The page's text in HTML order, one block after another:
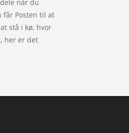
når du
får Posten til at
stå i kø, hvor
her er det